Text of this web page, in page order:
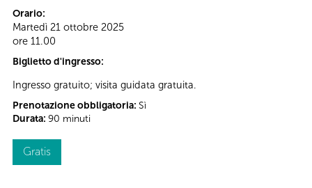
Orario:
Martedì 21 ottobre 2025
ore 11.00
Biglietto d'ingresso:
Ingresso gratuito; visita guidata gratuita.
Prenotazione obbligatoria: Sì
Durata: 90 minuti
Gratis